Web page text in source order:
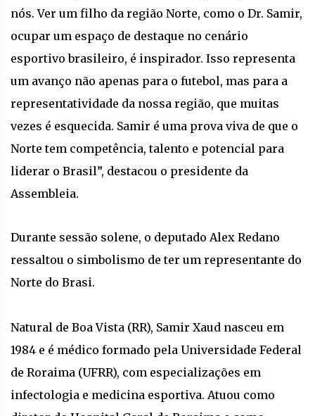
nós. Ver um filho da região Norte, como o Dr. Samir,
ocupar um espaço de destaque no cenário
esportivo brasileiro, é inspirador. Isso representa
um avanço não apenas para o futebol, mas para a
representatividade da nossa região, que muitas
vezes é esquecida. Samir é uma prova viva de que o
Norte tem competência, talento e potencial para
liderar o Brasil”, destacou o presidente da
Assembleia.
Durante sessão solene, o deputado Alex Redano
ressaltou o simbolismo de ter um representante do
Norte do Brasi.
Natural de Boa Vista (RR), Samir Xaud nasceu em
1984 e é médico formado pela Universidade Federal
de Roraima (UFRR), com especializações em
infectologia e medicina esportiva. Atuou como